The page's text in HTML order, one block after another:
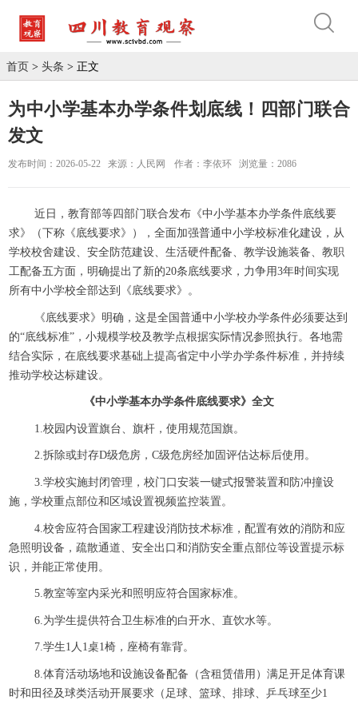
首页 > 头条 > 正文
为中小学基本办学条件划底线！四部门联合
发文
发布时间：2026-05-22 来源：人民网 作者：李依环 浏览量：2086
近日，教育部等四部门联合发布《中小学基本办学条件底线要
求》（下称《底线要求》），全面加强普通中小学校标准化建设，从
学校校舍建设、安全防范建设、生活硬件配备、教学设施装备、教职
工配备五方面，明确提出了新的20条底线要求，力争用3年时间实现
所有中小学校全部达到《底线要求》。
《底线要求》明确，这是全国普通中小学校办学条件必须要达到
的“底线标准”，小规模学校及教学点根据实际情况参照执行。各地需
结合实际，在底线要求基础上提高省定中小学办学条件标准，并持续
推动学校达标建设。
《中小学基本办学条件底线要求》全文
1.校园内设置旗台、旗杆，使用规范国旗。
2.拆除或封存D级危房，C级危房经加固评估达标后使用。
3.学校实施封闭管理，校门口安装一键式报警装置和防冲撞设
施，学校重点部位和区域设置视频监控装置。
4.校舍应符合国家工程建设消防技术标准，配置有效的消防和应
急照明设备，疏散通道、安全出口和消防安全重点部位等设置提示标
识，并能正常使用。
5.教室等室内采光和照明应符合国家标准。
6.为学生提供符合卫生标准的白开水、直饮水等。
7.学生1人1桌1椅，座椅有靠背。
8.体育活动场地和设施设备配备（含租赁借用）满足开足体育课
时和田径及球类活动开展要求（足球、篮球、排球、乒乓球至少1